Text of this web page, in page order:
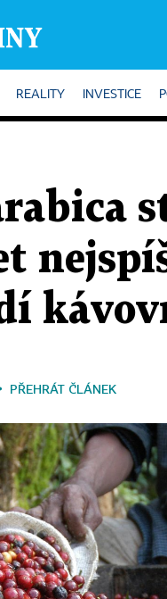
REALITY INVESTICE
PŘEHRÁT ČLÁNEK